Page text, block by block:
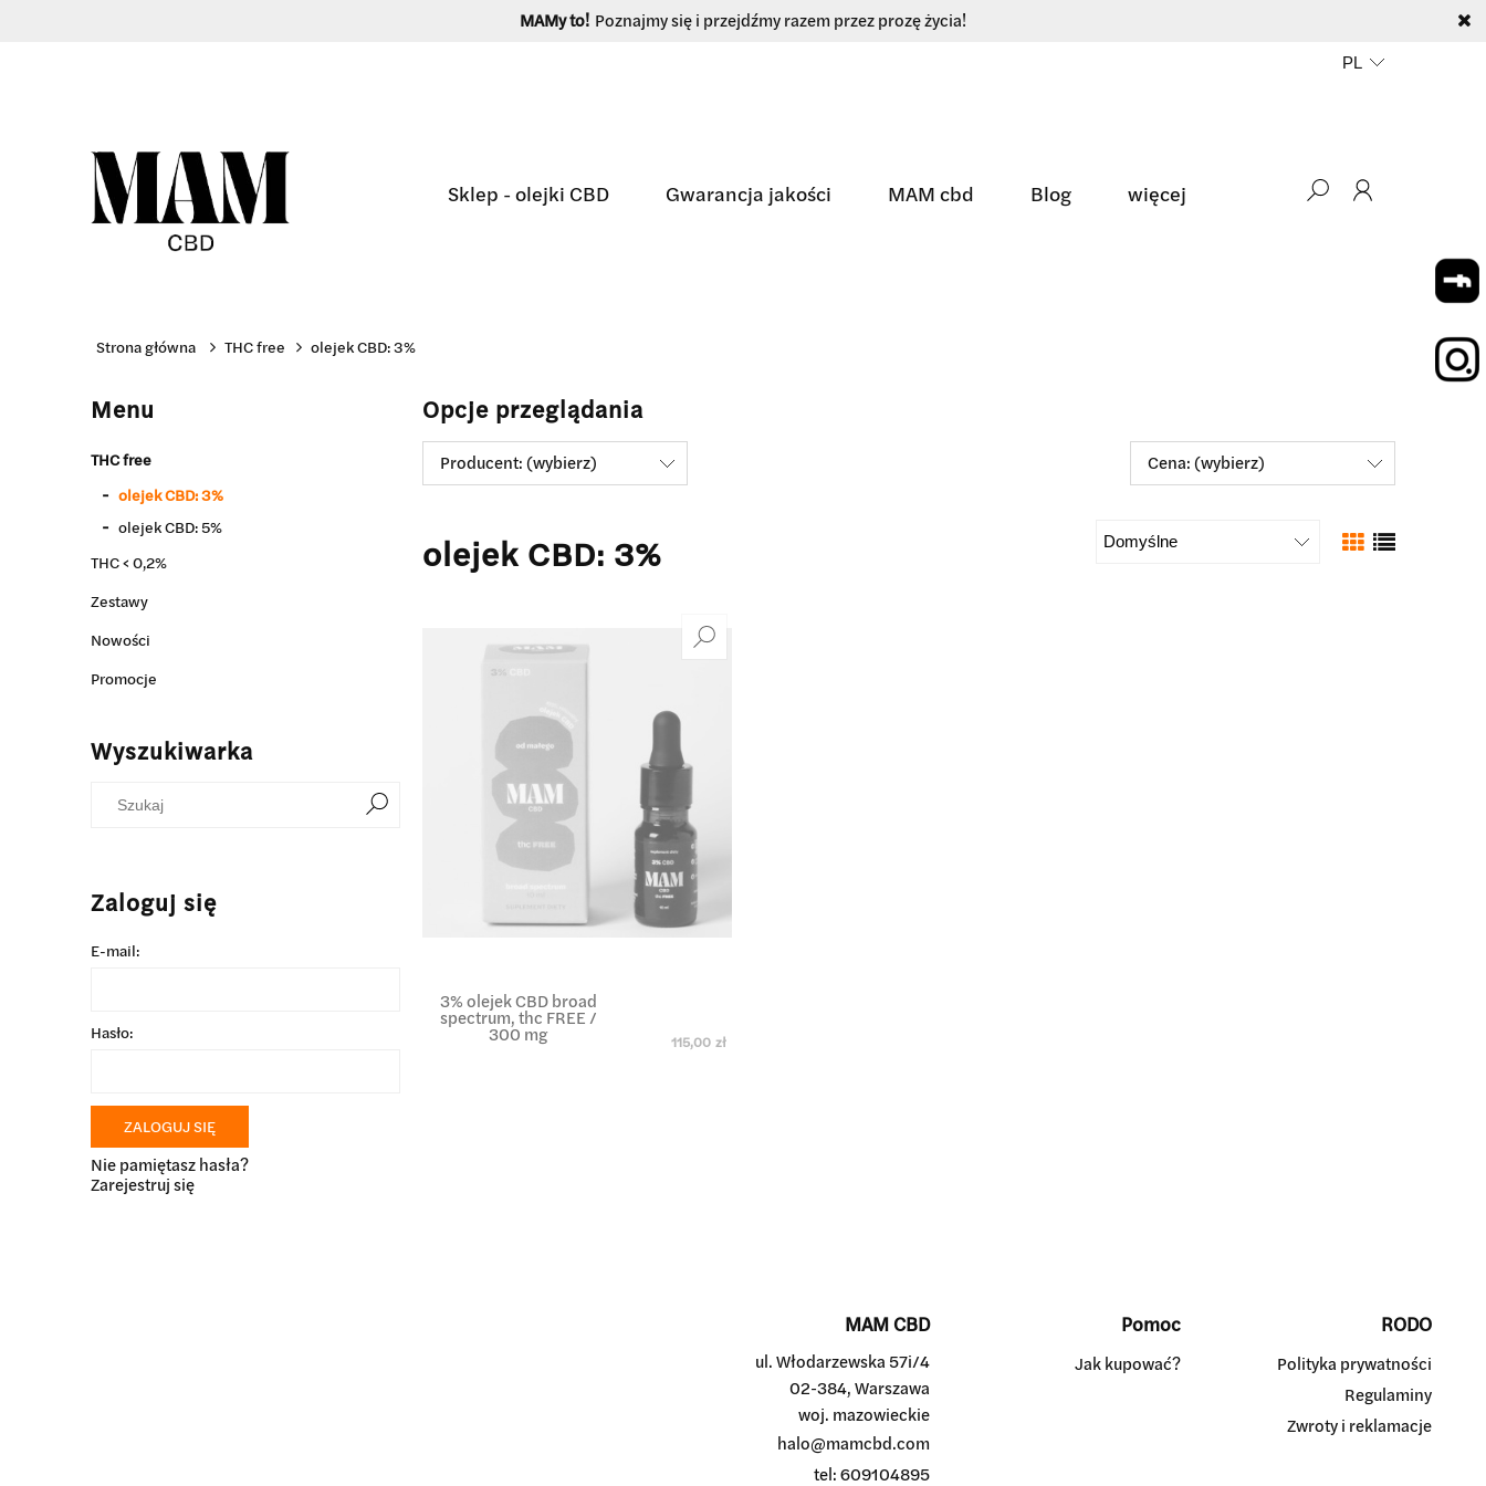
MAMy to! Poznajmy się i przejdźmy razem przez prozę życia!
Sklep - olejki CBD Gwarancja jakości MAM cbd Blog więcej
Strona główna THC free olejek CBD: 3%
Menu
THC free
olejek CBD: 3%
olejek CBD: 5%
THC < 0,2%
Zestawy
Nowości
Promocje
Wyszukiwarka
Zaloguj się
E-mail:
Hasło:
ZALOGUJ SIĘ
Nie pamiętasz hasła?
Zarejestruj się
Opcje przeglądania
Producent: (wybierz) Cena: (wybierz)
olejek CBD: 3%
3% olejek CBD broad
spectrum, thc FREE /
300 mg 115,00 zł
MAM CBD
ul. Włodarzewska 57i/4
02-384, Warszawa
woj. mazowieckie
halo@mamcbd.com
tel: 609104895
Pomoc
Jak kupować?
RODO
Polityka prywatności
Regulaminy
Zwroty i reklamacje